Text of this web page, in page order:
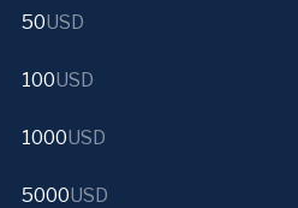
50USD
100USD
1000USD
5000USD